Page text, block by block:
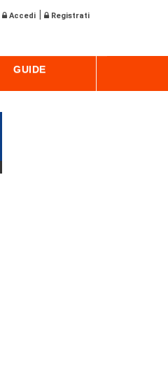
Accedi | Registrati
GUIDE